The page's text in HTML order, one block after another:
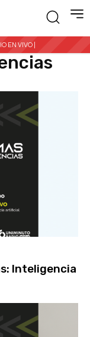
EN VIVO |
Inteligencia